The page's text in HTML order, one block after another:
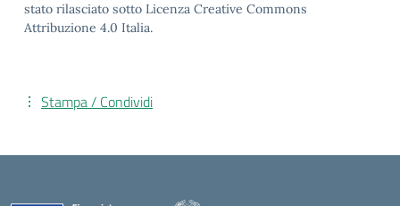
stato rilasciato sotto Licenza Creative Commons
Attribuzione 4.0 Italia.
Stampa / Condividi